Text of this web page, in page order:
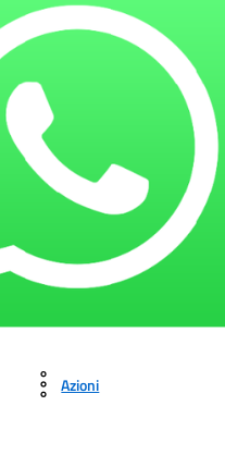
Azioni